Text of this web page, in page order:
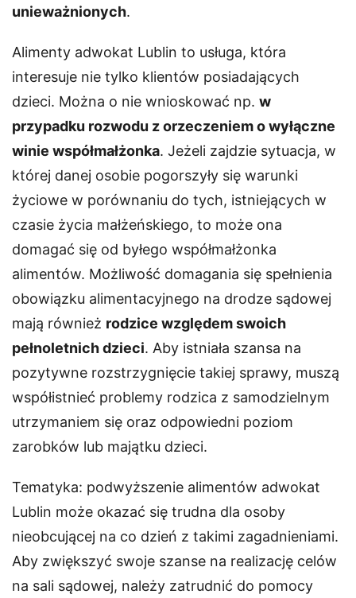
unieważnionych.
Alimenty adwokat Lublin to usługa, która
interesuje nie tylko klientów posiadających
dzieci. Można o nie wnioskować np. w
przypadku rozwodu z orzeczeniem o wyłączne
winie współmałżonka. Jeżeli zajdzie sytuacja, w
której danej osobie pogorszyły się warunki
życiowe w porównaniu do tych, istniejących w
czasie życia małżeńskiego, to może ona
domagać się od byłego współmałżonka
alimentów. Możliwość domagania się spełnienia
obowiązku alimentacyjnego na drodze sądowej
mają również rodzice względem swoich
pełnoletnich dzieci. Aby istniała szansa na
pozytywne rozstrzygnięcie takiej sprawy, muszą
współistnieć problemy rodzica z samodzielnym
utrzymaniem się oraz odpowiedni poziom
zarobków lub majątku dzieci.
Tematyka: podwyższenie alimentów adwokat
Lublin może okazać się trudna dla osoby
nieobcującej na co dzień z takimi zagadnieniami.
Aby zwiększyć swoje szanse na realizację celów
na sali sądowej, należy zatrudnić do pomocy